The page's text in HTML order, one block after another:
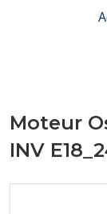
Moteur
INV